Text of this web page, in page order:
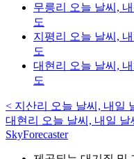
무릉리 오늘 날씨,
도
지평리 오늘 날씨,
도
대현리 오늘 날씨,
도
< 지산리 오늘 날씨, 내일
대현리 오늘 날씨, 내일
SkyForecaster